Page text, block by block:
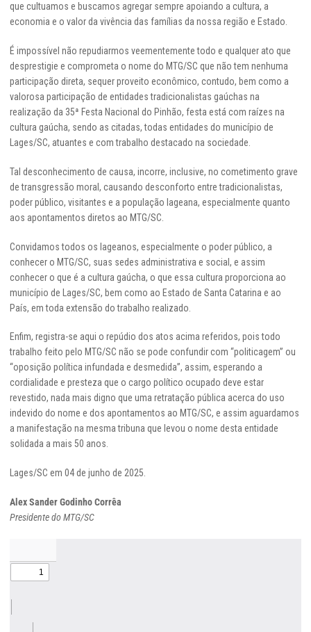
que cultuamos e buscamos agregar sempre apoiando a cultura, a
economia e o valor da vivência das famílias da nossa região e Estado.
É impossível não repudiarmos veementemente todo e qualquer ato que
desprestigie e comprometa o nome do MTG/SC que não tem nenhuma
participação direta, sequer proveito econômico, contudo, bem como a
valorosa participação de entidades tradicionalistas gaúchas na
realização da 35ª Festa Nacional do Pinhão, festa está com raízes na
cultura gaúcha, sendo as citadas, todas entidades do município de
Lages/SC, atuantes e com trabalho destacado na sociedade.
Tal desconhecimento de causa, incorre, inclusive, no cometimento grave
de transgressão moral, causando desconforto entre tradicionalistas,
poder público, visitantes e a população lageana, especialmente quanto
aos apontamentos diretos ao MTG/SC.
Convidamos todos os lageanos, especialmente o poder público, a
conhecer o MTG/SC, suas sedes administrativa e social, e assim
conhecer o que é a cultura gaúcha, o que essa cultura proporciona ao
município de Lages/SC, bem como ao Estado de Santa Catarina e ao
País, em toda extensão do trabalho realizado.
Enfim, registra-se aqui o repúdio dos atos acima referidos, pois todo
trabalho feito pelo MTG/SC não se pode confundir com “politicagem” ou
“oposição política infundada e desmedida”, assim, esperando a
cordialidade e presteza que o cargo político ocupado deve estar
revestido, nada mais digno que uma retratação pública acerca do uso
indevido do nome e dos apontamentos ao MTG/SC, e assim aguardamos
a manifestação na mesma tribuna que levou o nome desta entidade
solidada a mais 50 anos.
Lages/SC em 04 de junho de 2025.
Alex Sander Godinho Corrêa
Presidente do MTG/SC